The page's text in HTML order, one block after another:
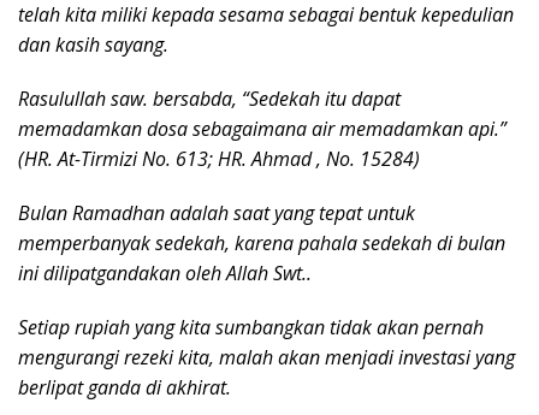
telah kita miliki kepada sesama sebagai bentuk kepedulian
dan kasih sayang.
Rasulullah saw. bersabda, “Sedekah itu dapat
memadamkan dosa sebagaimana air memadamkan api.”
(HR. At-Tirmizi No. 613; HR. Ahmad , No. 15284)
Bulan Ramadhan adalah saat yang tepat untuk
memperbanyak sedekah, karena pahala sedekah di bulan
ini dilipatgandakan oleh Allah Swt..
Setiap rupiah yang kita sumbangkan tidak akan pernah
mengurangi rezeki kita, malah akan menjadi investasi yang
berlipat ganda di akhirat.